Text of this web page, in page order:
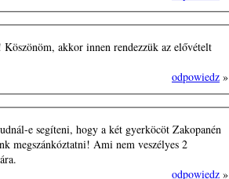
akkor innen rendezzük az elővételt
odpowiedz »
e segíteni, hogy a két gyerköcöt Zakopanén
megszánkóztatni! Ami nem veszélyes 2
odpowiedz »